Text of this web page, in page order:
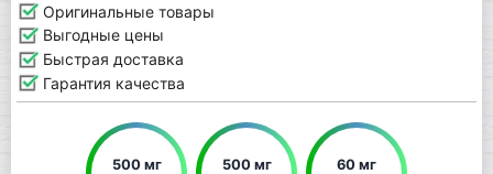
Оригинальные товары
Выгодные цены
Быстрая доставка
Гарантия качества
500 мг 500 мг 60 мг